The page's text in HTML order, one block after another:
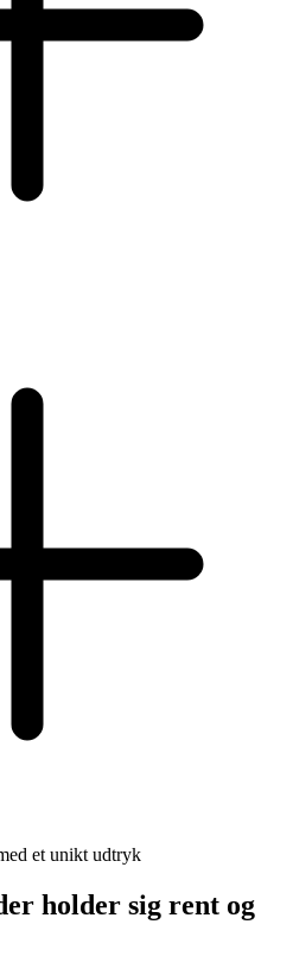
et unikt udtryk
holder sig rent og